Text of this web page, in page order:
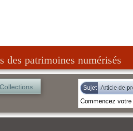
des patrimoines numérisés
Collections Sujet Article de